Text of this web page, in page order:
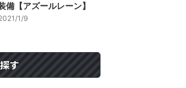
備【アズールレーン】
1/9
す